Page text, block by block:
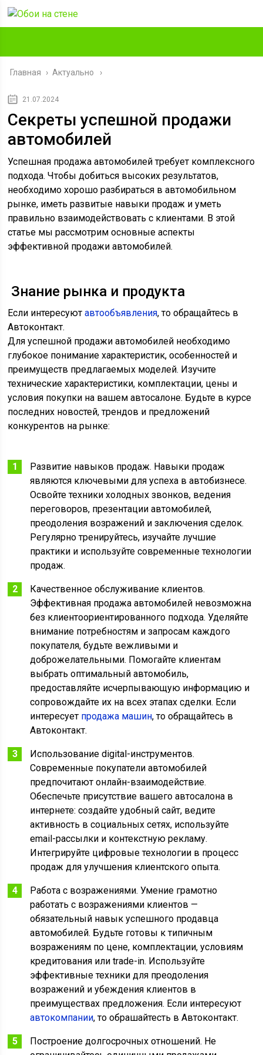
Главная › Актуально
21.07.2024
Секреты успешной продажи
автомобилей
Успешная продажа автомобилей требует комплексного
подхода. Чтобы добиться высоких результатов,
необходимо хорошо разбираться в автомобильном
рынке, иметь развитые навыки продаж и уметь
правильно взаимодействовать с клиентами. В этой
статье мы рассмотрим основные аспекты
эффективной продажи автомобилей.
Знание рынка и продукта
Если интересуютавтообъявления, то обращайтесь в
Автоконтакт.
Для успешной продажи автомобилей необходимо
глубокое понимание характеристик, особенностей и
преимуществ предлагаемых моделей. Изучите
технические характеристики, комплектации, цены и
условия покупки на вашем автосалоне. Будьте в курсе
последних новостей, трендов и предложений
конкурентов на рынке:
Развитие навыков продаж. Навыки продаж
являются ключевыми для успеха в автобизнесе.
Освойте техники холодных звонков, ведения
переговоров, презентации автомобилей,
преодоления возражений и заключения сделок.
Регулярно тренируйтесь, изучайте лучшие
практики и используйте современные технологии
продаж.
Качественное обслуживание клиентов.
Эффективная продажа автомобилей невозможна
без клиентоориентированного подхода. Уделяйте
внимание потребностям и запросам каждого
покупателя, будьте вежливыми и
доброжелательными. Помогайте клиентам
выбрать оптимальный автомобиль,
предоставляйте исчерпывающую информацию и
сопровождайте их на всех этапах сделки. Если
интересует продажа машин, то обращайтесь в
Автоконтакт.
Использование digital-инструментов.
Современные покупатели автомобилей
предпочитают онлайн-взаимодействие.
Обеспечьте присутствие вашего автосалона в
интернете: создайте удобный сайт, ведите
активность в социальных сетях, используйте
email-рассылки и контекстную рекламу.
Интегрируйте цифровые технологии в процесс
продаж для улучшения клиентского опыта.
Работа с возражениями. Умение грамотно
работать с возражениями клиентов —
обязательный навык успешного продавца
автомобилей. Будьте готовы к типичным
возражениям по цене, комплектации, условиям
кредитования или trade-in. Используйте
эффективные техники для преодоления
возражений и убеждения клиентов в
преимуществах предложения. Если интересуют
автокомпании, то обрашайтесть в Автоконтакт.
Построение долгосрочных отношений. Не